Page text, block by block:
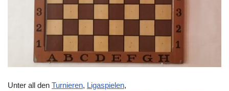
Unter all den Turnieren, Ligaspielen,